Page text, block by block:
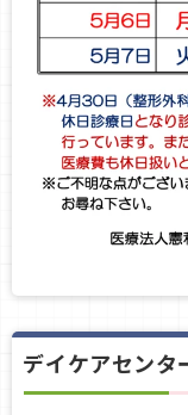
デイケアセンタ